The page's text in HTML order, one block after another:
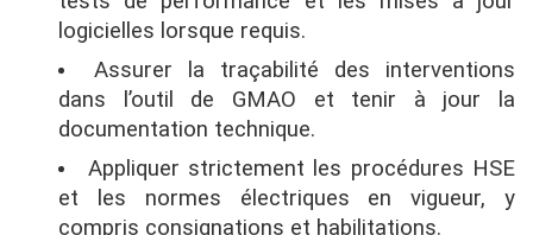
logicielles lorsque requis.
Assurer la traçabilité des interventions
dans l’outil de GMAO et tenir à jour la
documentation technique.
Appliquer strictement les procédures HSE
et les normes électriques en vigueur, y
compris consignations et habilitations.